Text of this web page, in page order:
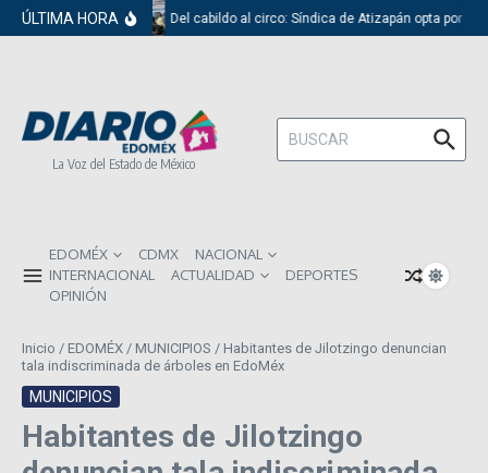
Saltar al contenido
ÚLTIMA HORA Del cabildo al circo: Síndica de Atizapán opta por el
La Voz del Estado de México
Buscar:
EDOMÉX CDMX
NACIONAL
INTERNACIONAL
ACTUALIDAD
DEPORTES
OPINIÓN
Inicio / EDOMÉX / MUNICIPIOS / Habitantes de Jilotzingo denuncian
tala indiscriminada de árboles en EdoMéx
MUNICIPIOS
Habitantes de Jilotzingo